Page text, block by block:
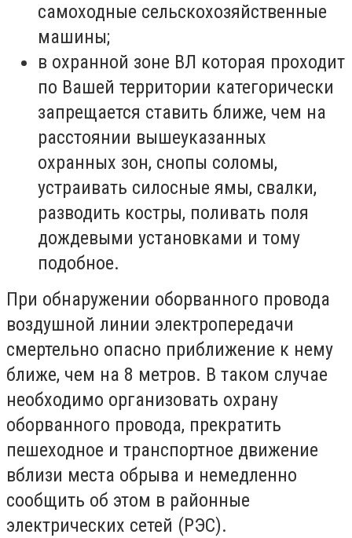
самоходные сельскохозяйственные
машины;
в охранной зоне ВЛ которая проходит
по Вашей территории категорически
запрещается ставить ближе, чем на
расстоянии вышеуказанных
охранных зон, снопы соломы,
устраивать силосные ямы, свалки,
разводить костры, поливать поля
дождевыми установками и тому
подобное.
При обнаружении оборванного провода
воздушной линии электропередачи
смертельно опасно приближение к нему
ближе, чем на 8 метров. В таком случае
необходимо организовать охрану
оборванного провода, прекратить
пешеходное и транспортное движение
вблизи места обрыва и немедленно
сообщить об этом в районные
электрических сетей (РЭС).